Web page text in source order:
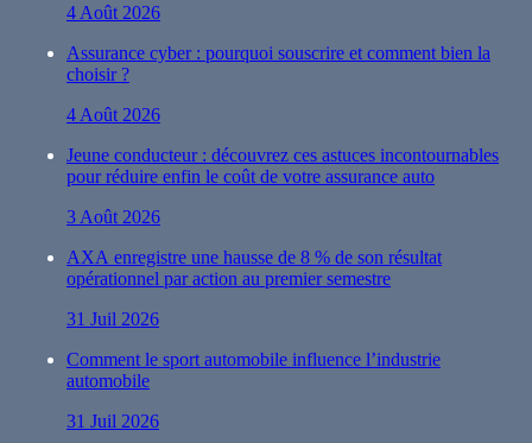
4 Août 2026
Assurance cyber : pourquoi souscrire et comment bien la
choisir ?
4 Août 2026
Jeune conducteur : découvrez ces astuces incontournables
pour réduire enfin le coût de votre assurance auto
3 Août 2026
AXA enregistre une hausse de 8 % de son résultat
opérationnel par action au premier semestre
31 Juil 2026
Comment le sport automobile influence l’industrie
automobile
31 Juil 2026